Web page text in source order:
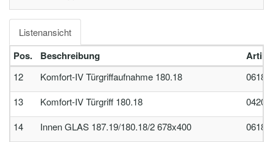
Listenansicht
Pos. Beschreibung
12 Komfort-IV Türgriffaufnahme 180.18
13
Komfort-IV Türgriff 180.18
14
Innen GLAS 187.19/180.18/2 678x400